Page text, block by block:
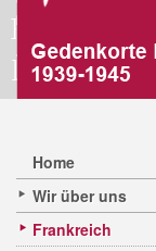
Home
Wir über uns
Frankreich